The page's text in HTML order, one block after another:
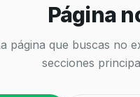
Página
página que buscas no
secciones